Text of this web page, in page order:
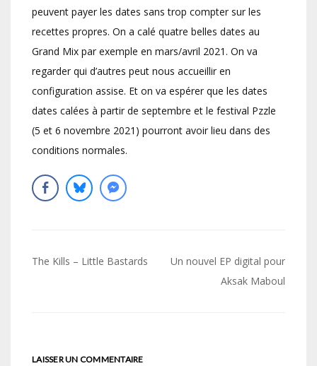
peuvent payer les dates sans trop compter sur les
recettes propres. On a calé quatre belles dates au
Grand Mix par exemple en mars/avril 2021. On va
regarder qui d’autres peut nous accueillir en
configuration assise. Et on va espérer que les dates
dates calées à partir de septembre et le festival Pzzle
(5 et 6 novembre 2021) pourront avoir lieu dans des
conditions normales.
Navigation
The Kills – Little Bastards
Un nouvel EP digital pour
Aksak Maboul
LAISSER UN COMMENTAIRE